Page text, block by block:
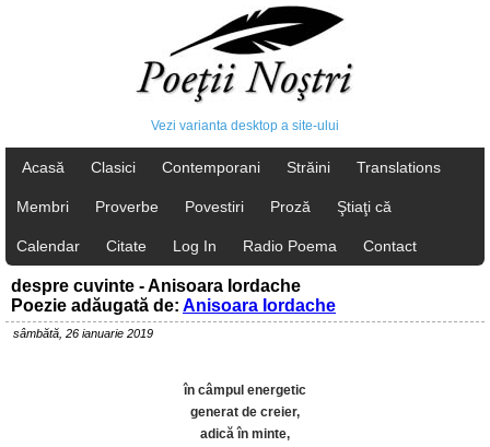
Vezi varianta desktop a site-ului
Acasă Clasici Contemporani Străini Translations
Membri Proverbe Povestiri Proză Ştiaţi că
Calendar Citate Log In Radio Poema Contact
despre cuvinte - Anisoara Iordache
Poezie adăugată de: Anisoara Iordache
sâmbătă, 26 ianuarie 2019
în câmpul energetic
generat de creier,
adică în minte,